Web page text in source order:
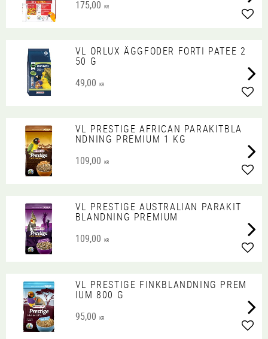
175,00 KR
VL ORLUX ÄGGFODER FORTI PATEE 2
50 G
49,00 KR
VL PRESTIGE AFRICAN PARAKITBLA
NDNING PREMIUM 1 KG
109,00 KR
VL PRESTIGE AUSTRALIAN PARAKIT
BLANDNING PREMIUM
109,00 KR
VL PRESTIGE FINKBLANDNING PREM
IUM 800 G
95,00 KR